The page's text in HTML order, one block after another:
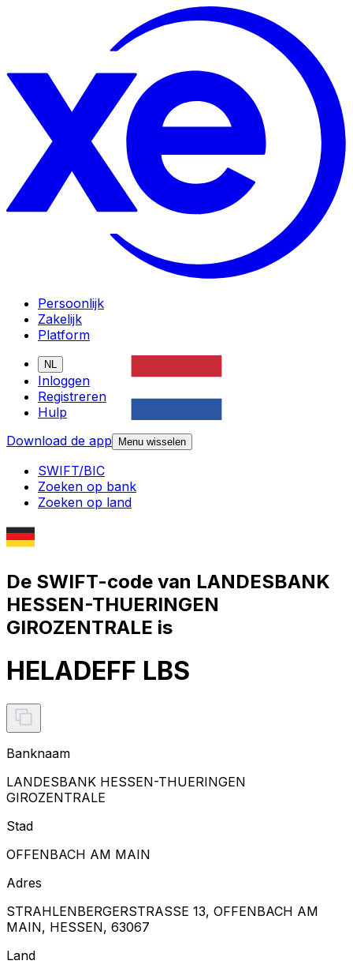
Persoonlijk
Zakelijk
Platform
NL
Inloggen
Registreren
Hulp
Download de app
Menu wisselen
SWIFT/BIC
Zoeken op bank
Zoeken op land
De SWIFT-code van LANDESBANK
HESSEN-THUERINGEN
GIROZENTRALE is
HELADEFF LBS
Banknaam
LANDESBANK HESSEN-THUERINGEN
GIROZENTRALE
Stad
OFFENBACH AM MAIN
Adres
STRAHLENBERGERSTRASSE 13, OFFENBACH AM
MAIN, HESSEN, 63067
Land